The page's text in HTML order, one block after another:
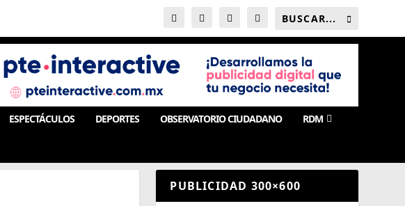
ESPECTÁCULOS DEPORTES OBSERVATORIO CIUDADANO RDM
PUBLICIDAD 300×600